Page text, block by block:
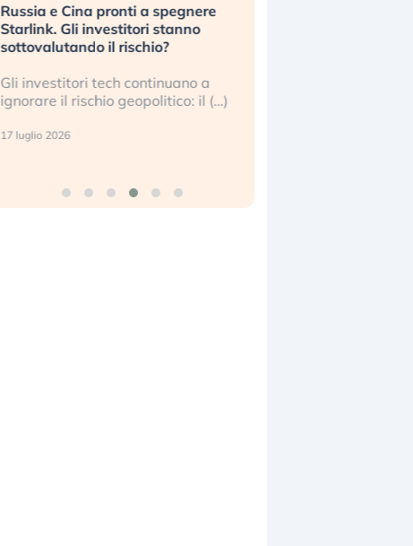
Russia e Cina pronti a spegnere
Starlink. Gli investitori stanno
sottovalutando il rischio?
Gli investitori tech continuano a
ignorare il rischio geopolitico: il (…)
17 luglio 2026